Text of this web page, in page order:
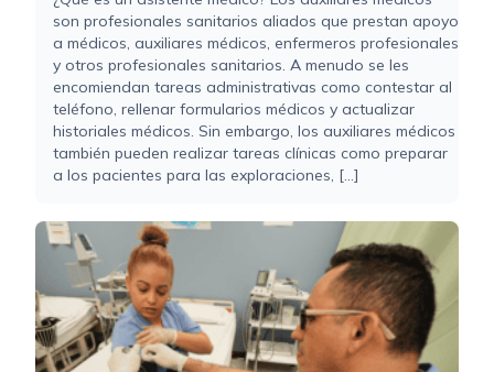
son profesionales sanitarios aliados que prestan apoyo
a médicos, auxiliares médicos, enfermeros profesionales
y otros profesionales sanitarios. A menudo se les
encomiendan tareas administrativas como contestar al
teléfono, rellenar formularios médicos y actualizar
historiales médicos. Sin embargo, los auxiliares médicos
también pueden realizar tareas clínicas como preparar
a los pacientes para las exploraciones, [...]